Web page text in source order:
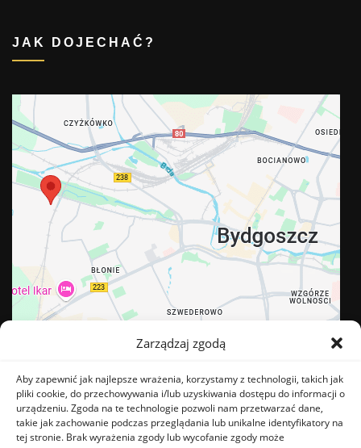
Zarządzaj zgodą
Aby zapewnić jak najlepsze wrażenia, korzystamy z technologii, takich jak
pliki cookie, do przechowywania i/lub uzyskiwania dostępu do informacji o
urządzeniu. Zgoda na te technologie pozwoli nam przetwarzać dane,
takie jak zachowanie podczas przeglądania lub unikalne identyfikatory na
tej stronie. Brak wyrażenia zgody lub wycofanie zgody może
JAK DOJECHAĆ?
BĄDŹ NA BIEŻĄCO